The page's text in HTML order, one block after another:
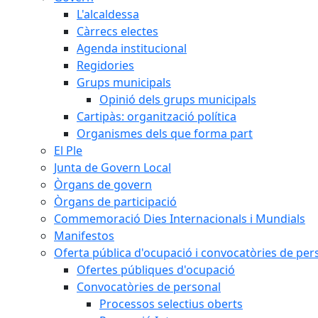
L'alcaldessa
Càrrecs electes
Agenda institucional
Regidories
Grups municipals
Opinió dels grups municipals
Cartipàs: organització política
Organismes dels que forma part
El Ple
Junta de Govern Local
Òrgans de govern
Òrgans de participació
Commemoració Dies Internacionals i Mundials
Manifestos
Oferta pública d'ocupació i convocatòries de
Ofertes públiques d'ocupació
Convocatòries de personal
Processos selectius oberts